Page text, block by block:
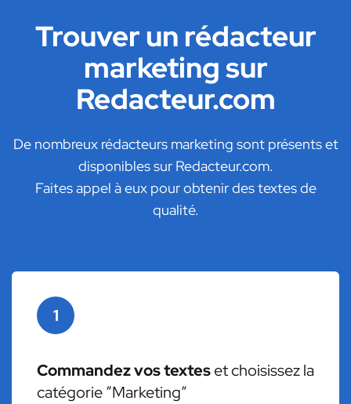
Trouver un rédacteur
marketing sur
Redacteur.com
De nombreux rédacteurs marketing sont présents et
disponibles sur Redacteur.com.
Faites appel à eux pour obtenir des textes de
qualité.
1
Commandez vos texteset choisissez la
catégorie “Marketing”